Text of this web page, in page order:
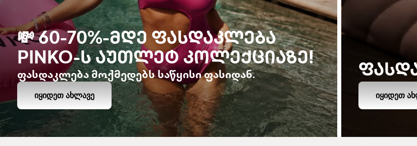
💸 60-70%-ᲛᲓᲔ ᲤᲐᲡᲓᲐᲙᲚᲔᲑᲐ
PINKO-Ს ᲐᲣᲗᲚᲔᲢ ᲙᲝᲚᲔᲥᲪᲘᲐᲖᲔ!
ფასდაკლება მოქმედებს საწყისი ფასიდან.
ᲘᲧᲘᲓᲔᲗ ᲐᲮᲚᲐᲕᲔ ᲘᲧᲘᲓᲔᲗ